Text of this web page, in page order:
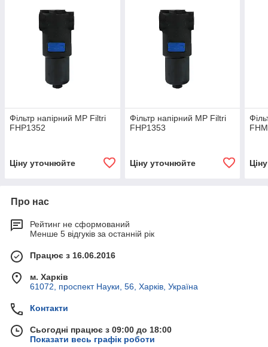
Фільтр напірний MP Filtri
FНР1352
Ціну уточнюйте
Фільтр напірний MP Filtri
FНР1353
Ціну уточнюйте
Про нас
Рейтинг не сформований
Менше 5 відгуків за останній рік
Працює з 16.06.2016
м. Харків
61072, проспект Науки, 56, Харків, Україна
Контакти
Сьогодні працює з 09:00 до 18:00
Показати весь графік роботи